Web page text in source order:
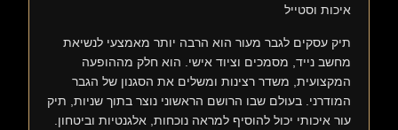
איכות וסטייל
תיק עסקים לגבר מעור הוא הרבה יותר מאמצעי לנשיאת
מחשב נייד, מסמכים וציוד אישי. הוא חלק מההופעה
המקצועית, משדר רצינות ומשלים את הסגנון של הגבר
המודרני. בעולם שבו הרושם הראשוני נוצר בתוך שניות, תיק
עור איכותי יכול להוסיף למראה נוכחות, אלגנטיות וביטחון.